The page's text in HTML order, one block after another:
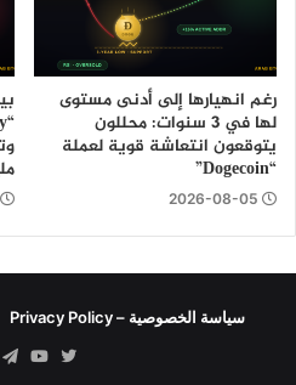
رغم انهيارها إلى أدنى مستوى
لها في 3 سنوات: محللون
يتوقعون انتعاشة قوية لعملة
“Dogecoin”
2026-08-05
سياسة الخصوصية – Privacy Policy